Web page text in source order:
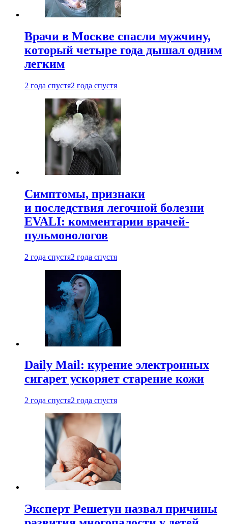
Врачи в Москве спасли мужчину,
который четыре года дышал одним
легким
2 года спустя2 года спустя
Симптомы, признаки
и последствия легочной болезни
EVALI: комментарии врачей-
пульмонологов
2 года спустя2 года спустя
Daily Mail: курение электронных
сигарет ускоряет старение кожи
2 года спустя2 года спустя
Эксперт Решетун назвал причины